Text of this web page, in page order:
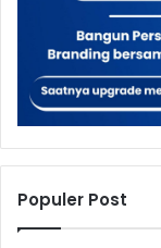
Populer Post